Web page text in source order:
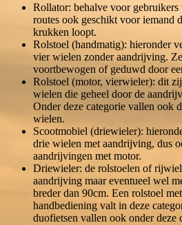
Rollator: behalve voor
routes ook geschikt voor iemand
krukken loopt.
Rolstoel (handmatig): hieronder
vier wielen zonder aandrijving.
voortbewogen of geduwd door
Rolstoel (motor, vierwieler): dit
wielen die geheel door de
Onder deze categorie vallen ook
wielen.
Scootmobiel (driewieler):
drie wielen met aandrijving, dus
aandrijvingen met motor.
Driewieler: de rolstoelen of
aandrijving maar eventueel wel
breder dan 90cm. Een rolstoel
handbediening valt in deze
duofietsen vallen ook onder deze